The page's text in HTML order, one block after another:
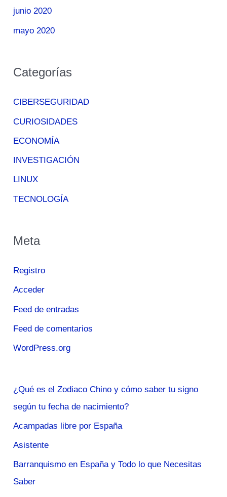
junio 2020
mayo 2020
Categorías
CIBERSEGURIDAD
CURIOSIDADES
ECONOMÍA
INVESTIGACIÓN
LINUX
TECNOLOGÍA
Meta
Registro
Acceder
Feed de entradas
Feed de comentarios
WordPress.org
¿Qué es el Zodiaco Chino y cómo saber tu signo
según tu fecha de nacimiento?
Acampadas libre por España
Asistente
Barranquismo en España y Todo lo que Necesitas
Saber